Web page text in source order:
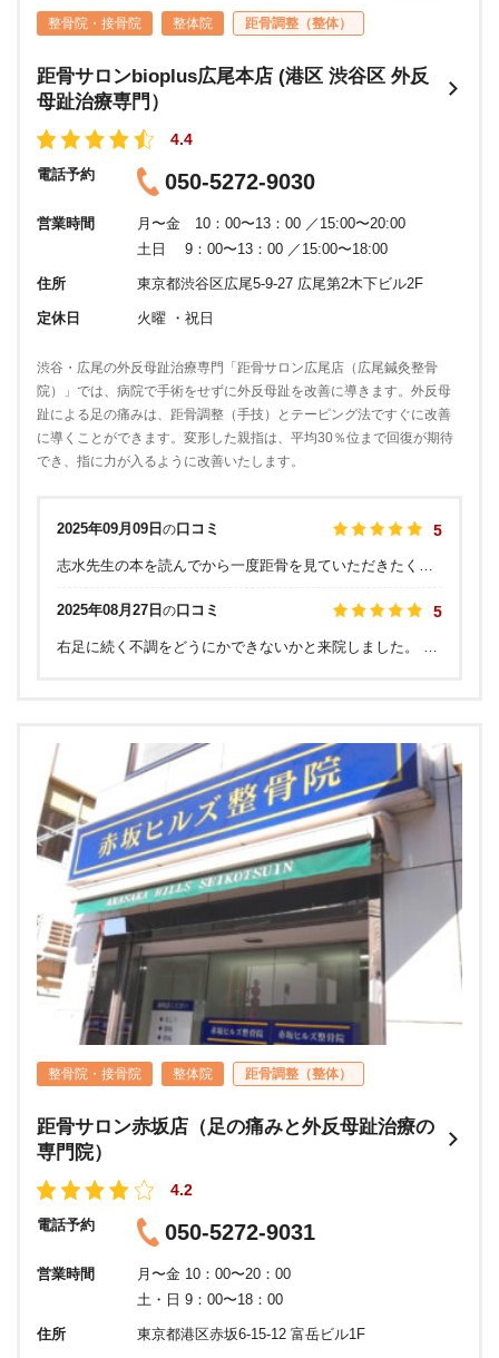
整骨院・接骨院 整体院 距骨調整（整体）
距骨サロンbioplus広尾本店 (港区 渋谷区 外反
母趾治療専門）
4.4
電話予約 050-5272-9030
営業時間
月〜金 10：00〜13：00 ／15:00〜20:00
土日 9：00〜13：00 ／15:00〜18:00
住所 東京都渋谷区広尾5-9-27 広尾第2木下ビル2F
定休日 火曜 ・祝日
渋谷・広尾の外反母趾治療専門「距骨サロン広尾店（広尾鍼灸整骨
院）」では、病院で手術をせずに外反母趾を改善に導きます。外反母
趾による足の痛みは、距骨調整（手技）とテーピング法ですぐに改善
に導くことができます。変形した親指は、平均30％位まで回復が期待
でき、指に力が入るように改善いたします。
2025年09月09日 の口コミ 5
2025年08月27日 の口コミ 5
整骨院・接骨院 整体院 距骨調整（整体）
距骨サロン赤坂店（足の痛みと外反母趾治療の
専門院）
4.2
電話予約 050-5272-9031
営業時間
月〜金 10：00〜20：00
土・日 9：00〜18：00
住所 東京都港区赤坂6-15-12 富岳ビル1F